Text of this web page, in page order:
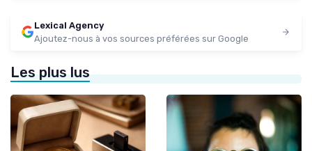
Lexical Agency
Ajoutez-nous à vos sources préférées sur Google
Les plus lus